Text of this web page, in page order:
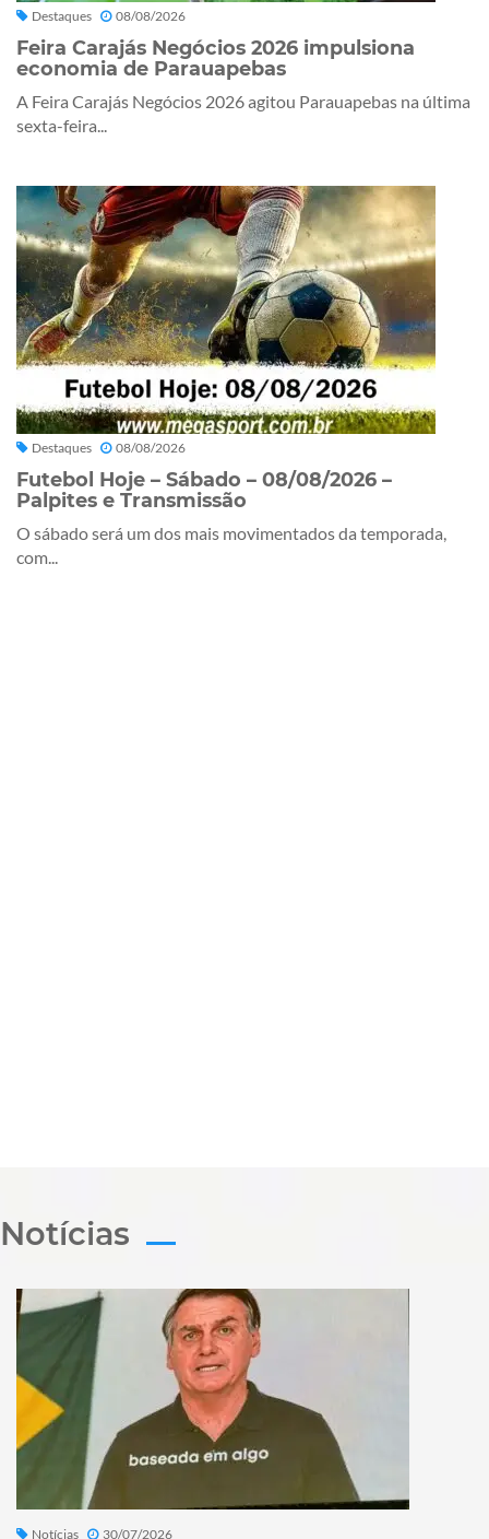
Destaques 08/08/2026
Feira Carajás Negócios 2026 impulsiona
economia de Parauapebas
A Feira Carajás Negócios 2026 agitou Parauapebas na última
sexta-feira...
Destaques 08/08/2026
Futebol Hoje – Sábado – 08/08/2026 –
Palpites e Transmissão
O sábado será um dos mais movimentados da temporada,
com...
Notícias
Notícias 30/07/2026